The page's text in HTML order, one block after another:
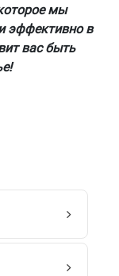
мы
эффективно в
вас быть